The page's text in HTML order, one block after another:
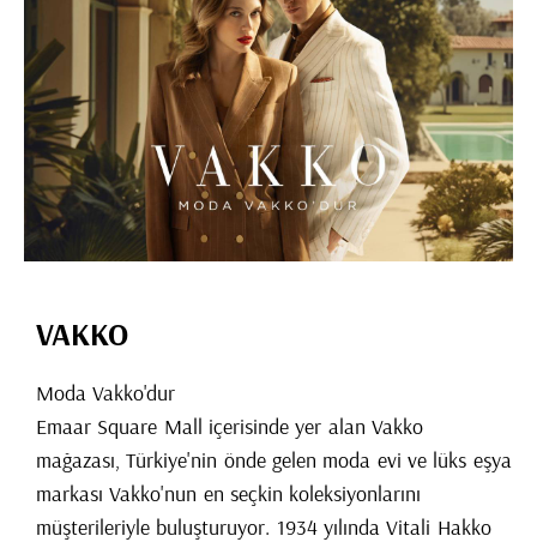
VAKKO
Moda Vakko'dur
Emaar Square Mall içerisinde yer alan Vakko
mağazası, Türkiye'nin önde gelen moda evi ve lüks eşya
markası Vakko'nun en seçkin koleksiyonlarını
müşterileriyle buluşturuyor. 1934 yılında Vitali Hakko
POPÜLER ARAMALAR
Alışveriş Lezzet Eğlence
Kampanyalar Etkinlik